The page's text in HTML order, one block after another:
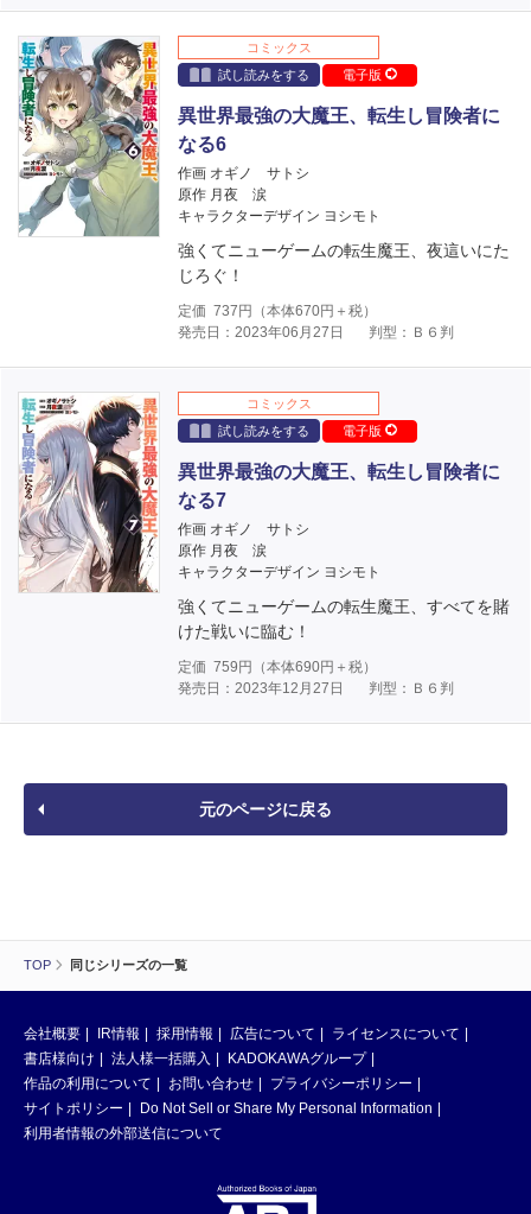
TOP 同じシリーズの一覧
コミックス
試し読みをする
電子版
異世界最強の大魔王、転生し冒険者に
なる6
作画 オギノ サトシ
原作 月夜 涙
キャラクターデザイン ヨシモト
強くてニューゲームの転生魔王、夜這いにた
じろぐ！
定価 737 円（本体670円＋税）
発売日：2023年06月27日
判型：Ｂ６判
コミックス
試し読みをする
電子版
異世界最強の大魔王、転生し冒険者に
なる7
作画 オギノ サトシ
原作 月夜 涙
キャラクターデザイン ヨシモト
強くてニューゲームの転生魔王、すべてを賭
けた戦いに臨む！
定価 759 円（本体690円＋税）
発売日：2023年12月27日
判型：Ｂ６判
元のページに戻る
会社概要 IR情報 採用情報 広告について
ライセンスについて
書店様向け
法人様一括購入
KADOKAWAグループ
作品の利用について
お問い合わせ
プライバシーポリシー
サイトポリシー
Do Not Sell or Share My Personal Information
利用者情報の外部送信について